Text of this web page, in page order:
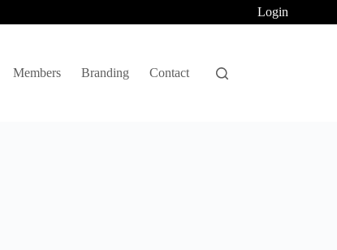
Login
Members Branding Contact